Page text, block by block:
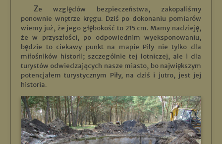
Ze względów bezpieczeństwa, zakopaliśmy
ponownie wnętrze kręgu. Dziś po dokonaniu pomiarów
wiemy już, że jego głębokość to 215 cm. Mamy nadzieję,
że w przyszłości, po odpowiednim wyeksponowaniu,
będzie to ciekawy punkt na mapie Piły nie tylko dla
miłośników historii; szczególnie tej lotniczej, ale i dla
turystów odwiedzających nasze miasto, bo największym
potencjałem turystycznym Piły, na dziś i jutro, jest jej
historia.